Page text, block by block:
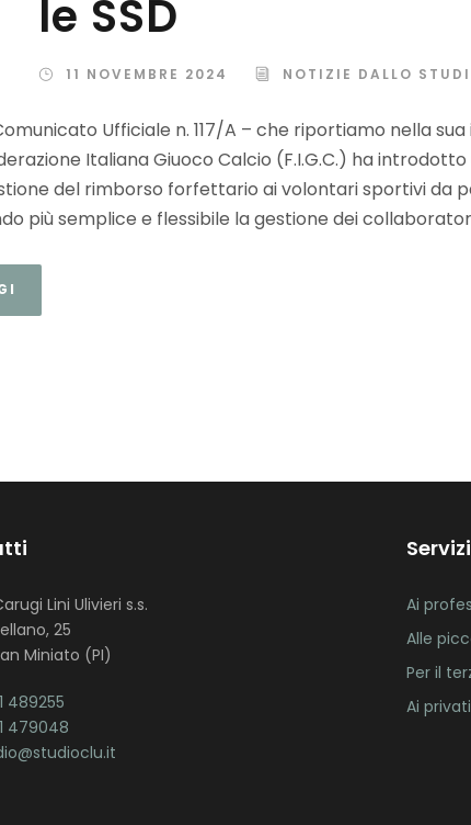
le SSD
11 NOVEMBRE 2024 NOTIZIE DALLO
Ufficiale n. 117/A – che riportiamo nella
Italiana Giuoco Calcio (F.I.G.C.) ha
del rimborso forfettario ai volontari sportivi da
più semplice e flessibile la gestione dei
Lini Ulivieri s.s.
25
Miniato (PI)
489255
479048
Servizi
Ai
Alle
Per il
Ai privati